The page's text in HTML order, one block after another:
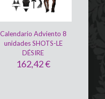
Calendario Adviento 8
unidades SHOTS-LE
DÉSIRE
162,42€